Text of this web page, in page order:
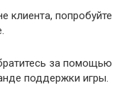
клиента, попробуйте
за помощью
поддержки игры.